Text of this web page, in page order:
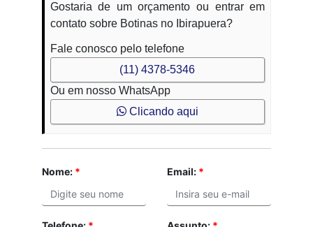
Gostaria de um orçamento ou entrar em
contato sobre Botinas no Ibirapuera?
Fale conosco pelo telefone
(11) 4378-5346
Ou em nosso WhatsApp
Clicando aqui
Nome: * Email: *